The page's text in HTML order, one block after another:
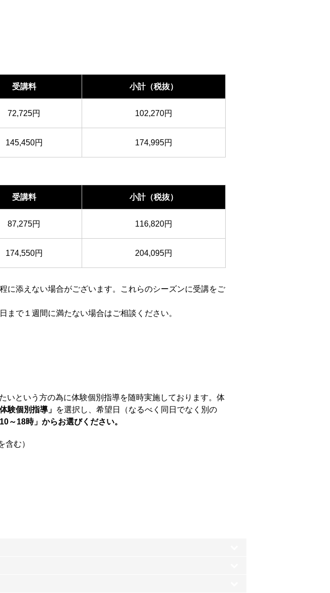
受講料 小計（税抜）
72,725円 102,270円
145,450円 174,995円
受講料 小計（税抜）
87,275円 116,820円
174,550円 204,095円
添えない場合がございます。これらのシーズンに受講をご
で１週間に満たない場合はご相談ください。
いという方の為に体験個別指導を随時実施しております。体
体験個別指導」 を選択し、希望日（なるべく同日でなく別の
～18時」からお選びください。
む）
表現する学校も多くありますが、JNLLの個別指導は机と椅子、ホワイトボ
全1対1で行っています。
いません。採用時に英語力試験、模擬授業と面談を経て、厳しい基準で採